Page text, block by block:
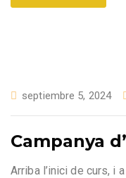
septiembre 5, 2024
Campanya
Arriba l’inici de curs, i